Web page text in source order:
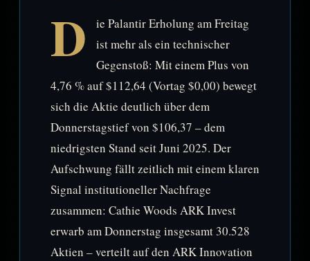
D
ie Palantir Erholung am Freitag
ist mehr als ein technischer
Gegenstoß: Mit einem Plus von
4,76 % auf $112,64 (Vortag $0,00) bewegt
sich die Aktie deutlich über dem
Donnerstagstief von $106,37 – dem
niedrigsten Stand seit Juni 2025. Der
Aufschwung fällt zeitlich mit einem klaren
Signal institutioneller Nachfrage
zusammen: Cathie Woods ARK Invest
erwarb am Donnerstag insgesamt 30.528
Aktien – verteilt auf den ARK Innovation